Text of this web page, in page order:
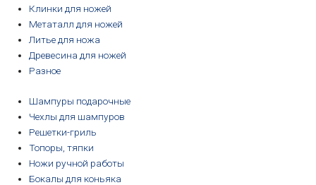
Клинки для ножей
Метаталл для ножей
Литье для ножа
Древесина для ножей
Разное
Шампуры подарочные
Чехлы для шампуров
Решетки-гриль
Топоры, тяпки
Ножи ручной работы
Бокалы для коньяка